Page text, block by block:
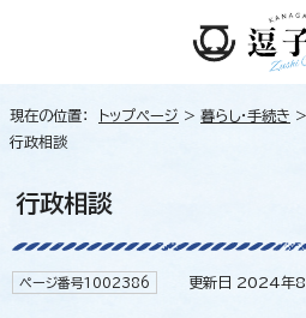
現在の位置： トップページ > 暮らし・手続き >
行政相談
行政相談
ページ番号1002386 更新日 2024年8